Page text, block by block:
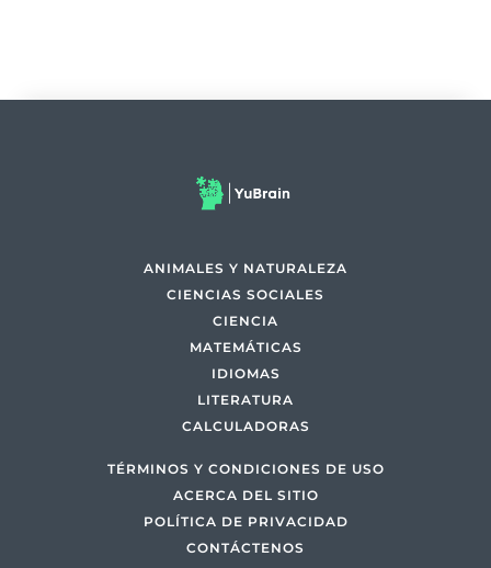
ANIMALES Y NATURALEZA
CIENCIAS SOCIALES
CIENCIA
MATEMÁTICAS
IDIOMAS
LITERATURA
CALCULADORAS
TÉRMINOS Y CONDICIONES DE USO
ACERCA DEL SITIO
POLÍTICA DE PRIVACIDAD
CONTÁCTENOS